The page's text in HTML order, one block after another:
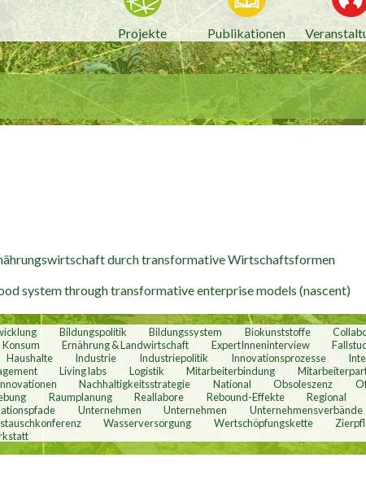
Projekte Publikationen
durch transformative Wirtschaftsformen
system through transformative enterprise models (nascent)
Bildungspolitik Bildungssystem Biokunststoffe
Ernährung & Landwirtschaft ExpertInneninterview
Haushalte Industrie Industriepolitik Innovationsprozesse
Living labs Logistik Mitarbeiterbindung
Nachhaltigkeitsstrategie National Obsoleszenz
Raumplanung Reallabore Rebound-Effekte Regional
Unternehmen Unternehmen Unternehmensverbände
Wasserversorgung Wertschöpfungskette